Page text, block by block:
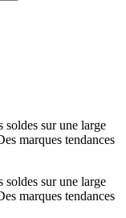
sur une large
marques tendances
sur une large
marques tendances